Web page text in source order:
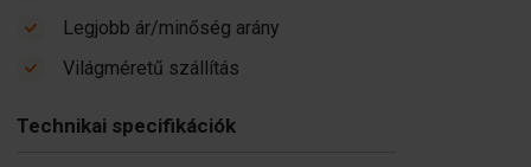
vibrátor
Legjobb ár/minőség arány
Világméretű szállítás
Technikai specifikációk